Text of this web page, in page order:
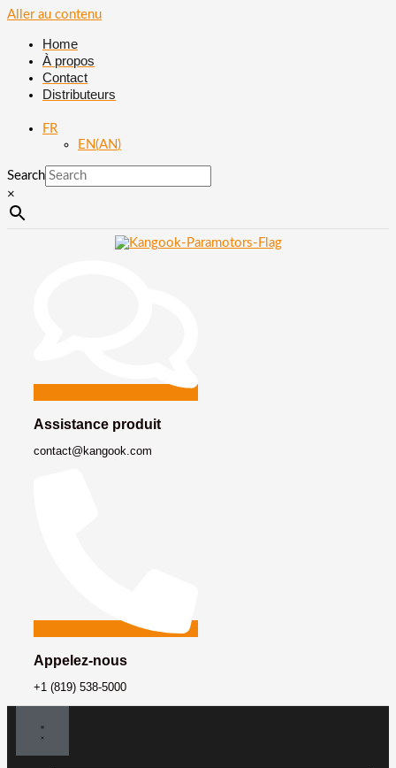
Aller au contenu
Home
À propos
Contact
Distributeurs
FR
EN(AN)
Search
×
Assistance produit
contact@kangook.com
Appelez-nous
+1 (819) 538-5000